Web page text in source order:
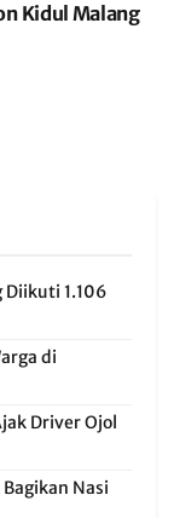
Kidul Malang
Diikuti 1.106
di
Driver Ojol
Nasi